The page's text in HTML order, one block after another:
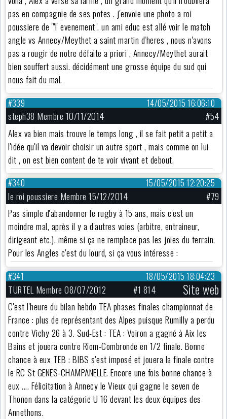
pas en compagnie de ses potes . j'envoie une photo a roi
poussiere de '"l' evenement". un ami educ est allé voir le match
angle vs Annecy/Meythet a saint martin d'heres , nous n'avons
pas a rougir de notre défaite a priori , Annecy/Meythet aurait
bien souffert aussi. décidément une grosse équipe du sud qui
nous fait du mal.
14/05/2015 16:06:10
#339
steph38 Membre 10/11/2014
#54
Alex va bien mais trouve le temps long , il se fait petit a petit a
l'idée qu'il va devoir choisir un autre sport , mais comme on lui
dit , on est bien content de te voir vivant et debout.
15/05/2015 12:20:25
#340
le roi poussiere Membre 15/12/2014
#79
Pas simple d'abandonner le rugby à 15 ans, mais c'est un
moindre mal, après il y a d'autres voies (arbitre, entraineur,
dirigeant etc.), même si ça ne remplace pas les joies du terrain.
Pour les Angles c'est du lourd, si ça vous intéresse :
18/05/2015 18:04:23
#341
TURTEL Membre 08/07/2012 #1 814 Site web
C'est l'heure du bilan hebdo TEA phases finales championnat de
France : plus de représentant des Alpes puisque Rumilly a perdu
contre Vichy 26 à 3. Sud-Est : TEA : Voiron a gagné à Aix les
Bains et jouera contre Riom-Combronde en 1/2 finale. Bonne
chance à eux TEB : BIBS s'est imposé et jouera la finale contre
le RC St GENES-CHAMPANELLE. Encore une fois bonne chance à
eux .... Félicitation à Annecy le Vieux qui gagne le seven de
Thonon dans la catégorie U 16 devant les deux équipes des
Annethons.